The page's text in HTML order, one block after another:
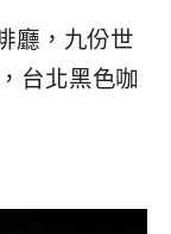
廳，九份世
台北黑色咖